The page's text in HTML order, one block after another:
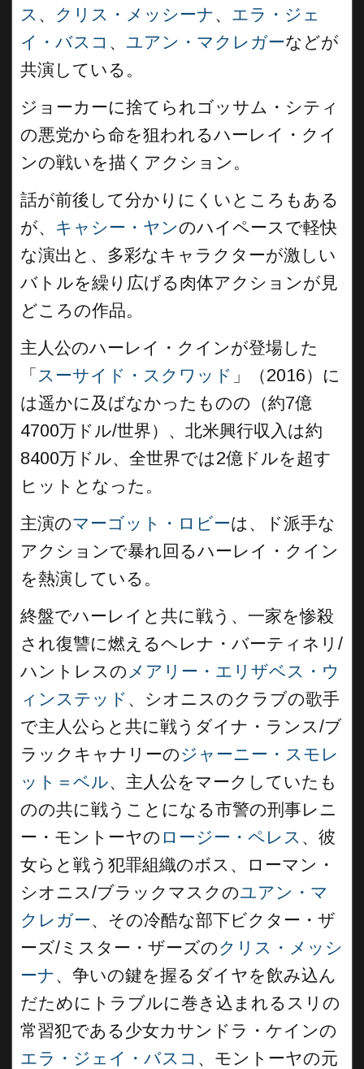
ス 、 クリス・メッシーナ、 エラ・ジェ
イ・バスコ 、 ユアン・マクレガーなどが
共演している。
ジョーカーに捨てられゴッサム・シティ
の悪党から命を狙われるハーレイ・クイ
ンの戦いを描くアクション。
話が前後して分かりにくいところもある
が、 キャシー・ヤンのハイペースで軽快
な演出と、多彩なキャラクターが激しい
バトルを繰り広げる肉体アクションが見
どころの作品。
主人公のハーレイ・クインが登場した
「 スーサイド・スクワッド 」（2016）に
は遥かに及ばなかったものの（約7億
4700万ドル/世界）、北米興行収入は約
8400万ドル、全世界では2億ドルを超す
ヒットとなった。
主演のマーゴット・ロビーは、ド派手な
アクションで暴れ回るハーレイ・クイン
を熱演している。
終盤でハーレイと共に戦う、一家を惨殺
され復讐に燃えるヘレナ・バーティネリ/
ハントレスの メアリー・エリザベス・ウ
ィンステッド 、シオニスのクラブの歌手
で主人公らと共に戦うダイナ・ランス/ブ
ラックキャナリーのジャーニー・スモレ
ット＝ベル、主人公をマークしていたも
のの共に戦うことになる市警の刑事レニ
ー・モントーヤの ロージー・ペレス 、彼
女らと戦う犯罪組織のボス、ローマン・
シオニス/ブラックマスクのユアン・マ
クレガー、その冷酷な部下ビクター・ザ
ーズ/ミスター・ザーズのクリス・メッシ
ーナ、争いの鍵を握るダイヤを飲み込ん
だためにトラブルに巻き込まれるスリの
常習犯である少女カサンドラ・ケインの
エラ・ジェイ・バスコ 、モントーヤの元